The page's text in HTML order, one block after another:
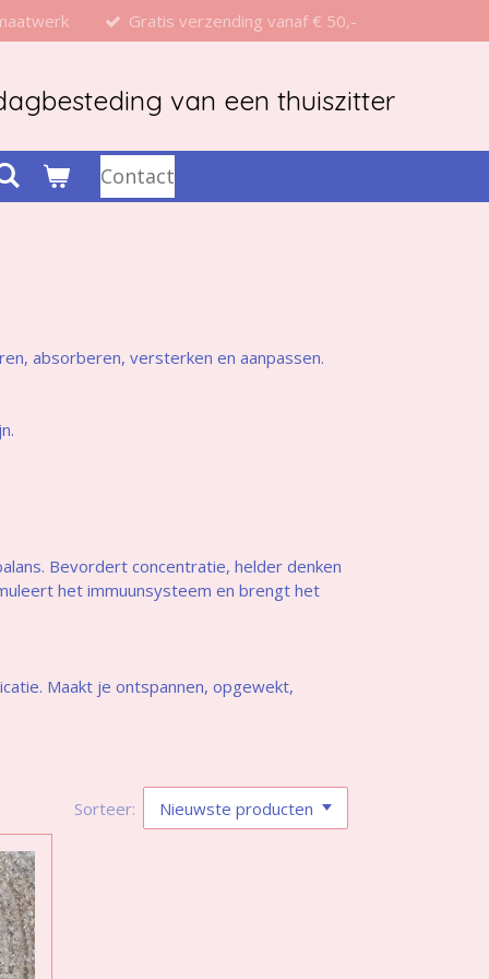
Gratis verzending vanaf € 50,-
van een thuiszitter
Contact
absorberen, versterken en aanpassen.
Bevordert concentratie, helder denken
het immuunsysteem en brengt het
Maakt je ontspannen, opgewekt,
Sorteer: